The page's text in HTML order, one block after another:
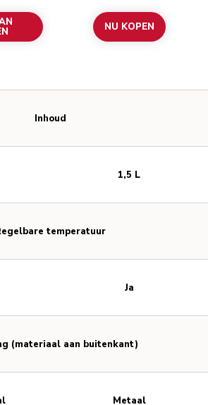
NU KOPEN
Inhoud
temperatuur
(materiaal aan buitenkant)
1,5 L
Ja
Metaal